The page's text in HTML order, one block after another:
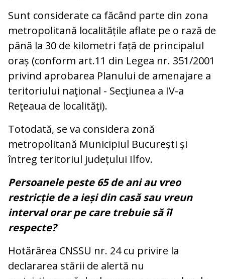
Sunt considerate ca făcând parte din zona
metropolitană localitățile aflate pe o rază de
până la 30 de kilometri față de principalul
oraș (conform art.11 din Legea nr. 351/2001
privind aprobarea Planului de amenajare a
teritoriului naţional - Secţiunea a IV-a
Reţeaua de localităţi).
Totodată, se va considera zonă
metropolitană Municipiul București și
întreg teritoriul județului Ilfov.
Persoanele peste 65 de ani au vreo
restricție de a ieși din casă sau vreun
interval orar pe care trebuie să îl
respecte?
Hotărârea CNSSU nr. 24 cu privire la
declararea stării de alertă nu